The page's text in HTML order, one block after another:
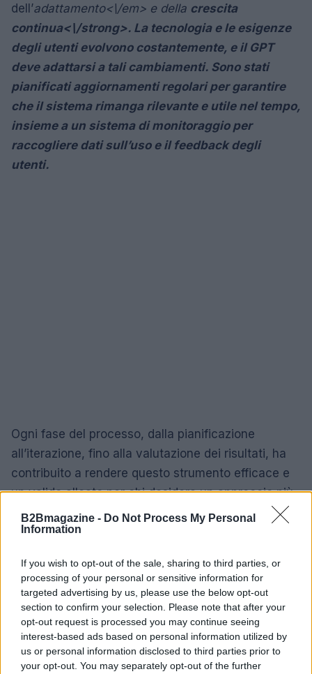
B2Bmagazine - Do Not Process My Personal
Information
If you wish to opt-out of the sale, sharing to third parties, or
processing of your personal or sensitive information for
targeted advertising by us, please use the below opt-out
section to confirm your selection. Please note that after your
opt-out request is processed you may continue seeing
interest-based ads based on personal information utilized by
us or personal information disclosed to third parties prior to
your opt-out. You may separately opt-out of the further
dell’adattamento<\/em> e della crescita
continua<\/strong>. La tecnologia e le esigenze
degli utenti evolvono costantemente, e il GPT
deve adattarsi a tali cambiamenti. Sono stati
pianificati aggiornamenti regolari per garantire
che il sistema rimanga rilevante e utile nel tempo,
insieme a un sistema di monitoraggio per
raccogliere dati sull’uso e il feedback degli
utenti.
Ogni fase del processo, dalla pianificazione
all’iterazione, fino alla valutazione dei risultati, ha
contribuito a rendere questo strumento efficace e
un valido alleato per chi desidera un approccio più
orientato all’azione nell’apprendimento.
AUTORE
AiAdhubMedia